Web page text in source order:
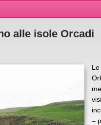
alle isole Orcadi
Le
–